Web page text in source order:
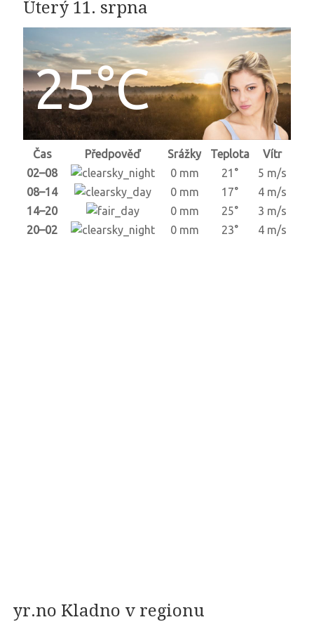
Úterý 11. srpna
25°C
Čas Předpověď Srážky Teplota
Vítr
02–08
0 mm 21°
5 m/s
08–14
0 mm 17°
4 m/s
14–20
0 mm 25°
3 m/s
20–02
0 mm 23° 4 m/s
yr.no Kladno v regionu